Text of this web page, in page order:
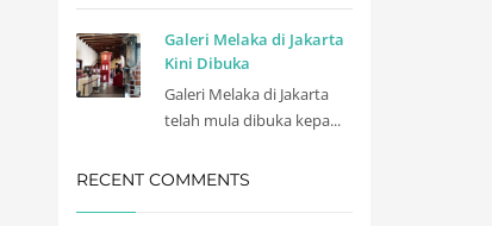
Galeri Melaka di Jakarta
Kini Dibuka
Galeri Melaka di Jakarta
telah mula dibuka kepa...
RECENT COMMENTS